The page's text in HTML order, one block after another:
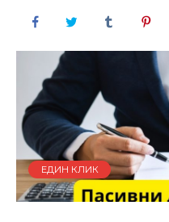
ЕДИН КЛИК